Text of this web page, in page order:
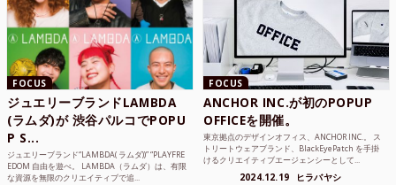
FOCUS
ジュエリーブランドLAMBDA
(ラムダ)が 渋谷パルコでPOPU
P S...
ジュエリーブランド“LAMBDA( ラムダ))” “PLAYFRE
EDOM 自由を遊べ。 LAMBDA（ラムダ）は、有限
な資源を無限のクリエイティブで追...
FOCUS
ANCHOR INC.が初のPOPUP
OFFICEを開催。
東京拠点のデザインオフィス、ANCHOR INC.。 ス
トリートウェアブランド、BlackEyePatch を手掛
けるクリエイティブエージェンシーとして...
2024.12.19 ヒラバヤシ